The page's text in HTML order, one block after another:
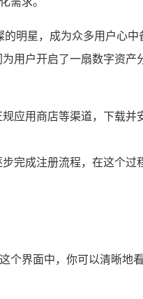
明星，成为众多用户心
用户开启了一扇数字资
应用商店等渠道，下载
完成注册流程，在这个
个界面中，你可以清晰